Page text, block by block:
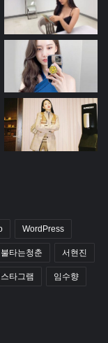
WordPress
불타는청춘 서현진
타그램 임수향